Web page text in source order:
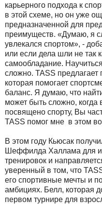
карьерного подхода к
в этой схеме, но он уже
предназначенной для
преимуществ. «Думаю, я
увлекался спортом», -
или если дела шли не так
самообладание.
сложно. TASS предлагает
которая помогает
баланс. Я думаю, что
может быть сложно,
посвящено спорту, Вы
TASS помог мне в этом
В этом году Кьюсак
Шеффилда Халлама для
тренировок и
уверенный в том, что
его спортивные мечты и
амбициях. Белл, которая
первом турнире для